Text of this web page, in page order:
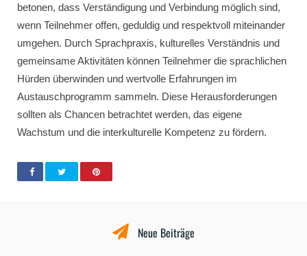
betonen, dass Verständigung und Verbindung möglich sind,
wenn Teilnehmer offen, geduldig und respektvoll miteinander
umgehen. Durch Sprachpraxis, kulturelles Verständnis und
gemeinsame Aktivitäten können Teilnehmer die sprachlichen
Hürden überwinden und wertvolle Erfahrungen im
Austauschprogramm sammeln. Diese Herausforderungen
sollten als Chancen betrachtet werden, das eigene
Wachstum und die interkulturelle Kompetenz zu fördern.
Neue Beiträge